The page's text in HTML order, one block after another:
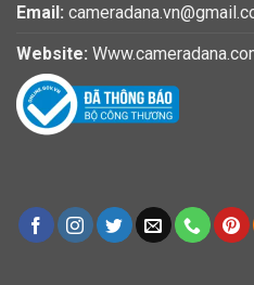
Email:
Website: